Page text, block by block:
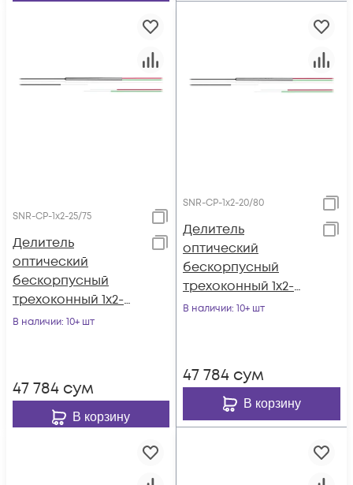
SNR-CP-1x2-25/75
Делитель
оптический
бескорпусный
трехоконный 1х2-
25/75
В наличии: 10+ шт
47 784 сум
В корзину
SNR-CP-1x2-20/80
Делитель
оптический
бескорпусный
трехоконный 1х2-
20/80
В наличии: 10+ шт
47 784 сум
В корзину